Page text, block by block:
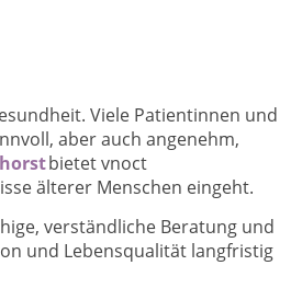
Viele Patientinnen und
aber auch angenehm,
bietet vnoct
älterer Menschen eingeht.
verständliche Beratung und
und Lebensqualität langfristig